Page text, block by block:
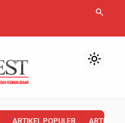
search
light_mode
ARTIKEL POPULER ARTIKEL